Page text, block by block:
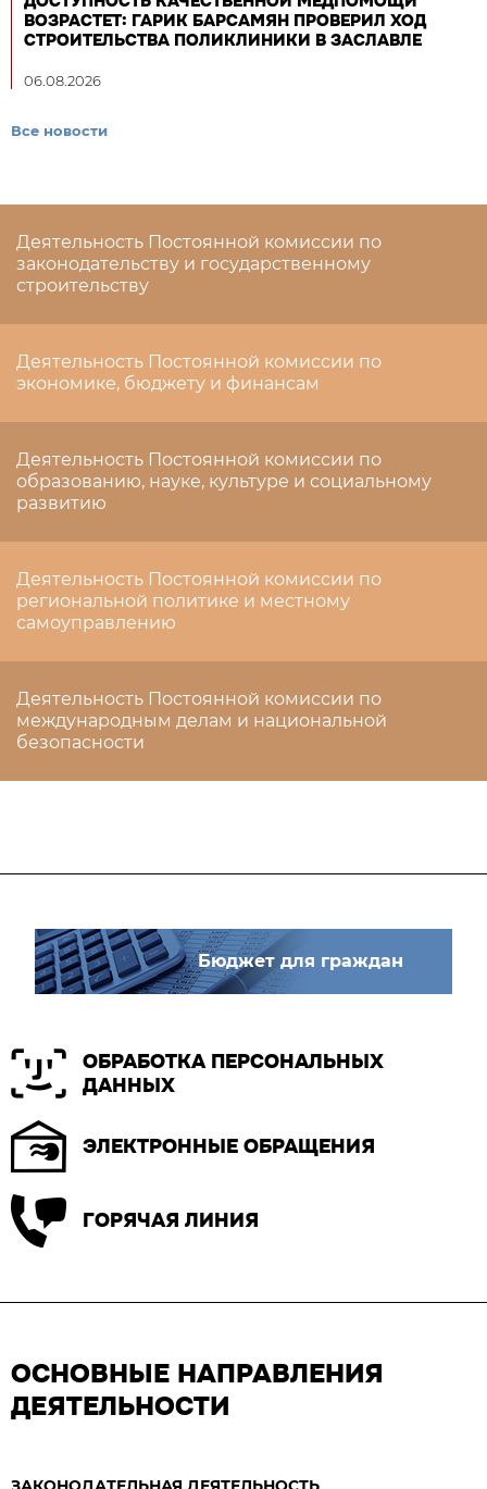
ВОЗРАСТЕТ: ГАРИК БАРСАМЯН ПРОВЕРИЛ ХОД
СТРОИТЕЛЬСТВА ПОЛИКЛИНИКИ В ЗАСЛАВЛЕ
06.08.2026
Все новости
Деятельность Постоянной комиссии по
законодательству и государственному
строительству
Деятельность Постоянной комиссии по
экономике, бюджету и финансам
Деятельность Постоянной комиссии по
образованию, науке, культуре и социальному
развитию
Деятельность Постоянной комиссии по
региональной политике и местному
самоуправлению
Деятельность Постоянной комиссии по
международным делам и национальной
безопасности
Бюджет для граждан
ОБРАБОТКА ПЕРСОНАЛЬНЫХ
ДАННЫХ
ЭЛЕКТРОННЫЕ ОБРАЩЕНИЯ
ГОРЯЧАЯ ЛИНИЯ
ОСНОВНЫЕ НАПРАВЛЕНИЯ
ДЕЯТЕЛЬНОСТИ